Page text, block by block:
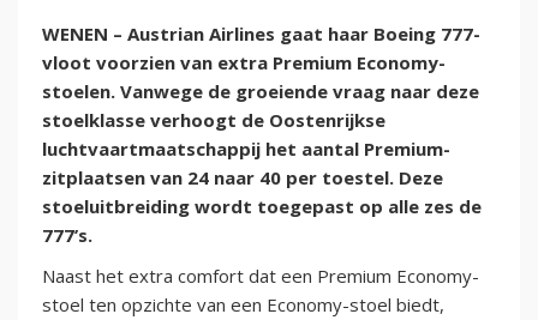
WENEN – Austrian Airlines gaat haar Boeing 777-
vloot voorzien van extra Premium Economy-
stoelen. Vanwege de groeiende vraag naar deze
stoelklasse verhoogt de Oostenrijkse
luchtvaartmaatschappij het aantal Premium-
zitplaatsen van 24 naar 40 per toestel. Deze
stoeluitbreiding wordt toegepast op alle zes de
777’s.
Naast het extra comfort dat een Premium Economy-
stoel ten opzichte van een Economy-stoel biedt,